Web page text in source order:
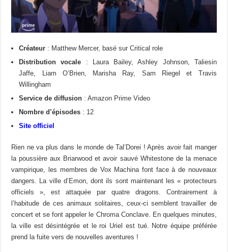
Créateur : Matthew Mercer, basé sur Critical role
Distribution vocale : Laura Bailey, Ashley Johnson, Taliesin
Jaffe, Liam O’Brien, Marisha Ray, Sam Riegel et Travis
Willingham
Service de diffusion : Amazon Prime Video
Nombre d’épisodes : 12
Site officiel
Rien ne va plus dans le monde de Tal’Dorei ! Après avoir fait manger
la poussière aux Briarwood et avoir sauvé Whitestone de la menace
vampirique, les membres de Vox Machina font face à de nouveaux
dangers. La ville d’Emon, dont ils sont maintenant les « protecteurs
officiels », est attaquée par quatre dragons. Contrairement à
l’habitude de ces animaux solitaires, ceux-ci semblent travailler de
concert et se font appeler le Chroma Conclave. En quelques minutes,
la ville est désintégrée et le roi Uriel est tué. Notre équipe préférée
prend la fuite vers de nouvelles aventures !